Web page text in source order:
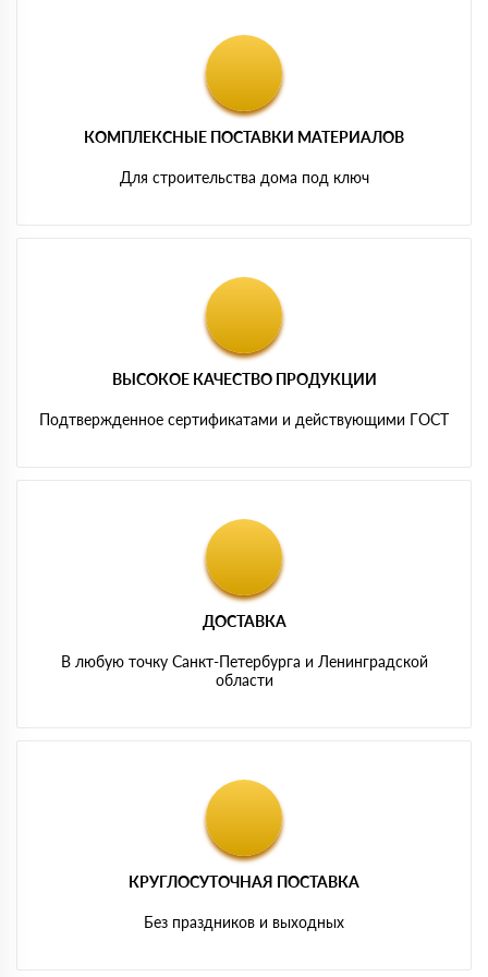
КОМПЛЕКСНЫЕ ПОСТАВКИ МАТЕРИАЛОВ
Для строительства дома под ключ
ВЫСОКОЕ КАЧЕСТВО ПРОДУКЦИИ
Подтвержденное сертификатами и действующими ГОСТ
ДОСТАВКА
В любую точку Санкт-Петербурга и Ленинградской
области
КРУГЛОСУТОЧНАЯ ПОСТАВКА
Без праздников и выходных